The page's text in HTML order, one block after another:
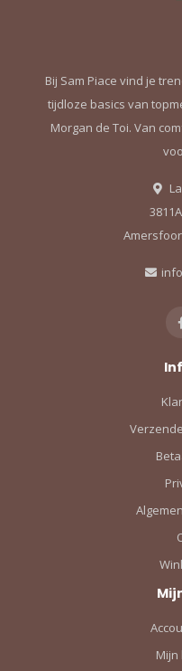
Bij Sam Piace vind je
tijdloze basics van
Morgan de Toi. Van